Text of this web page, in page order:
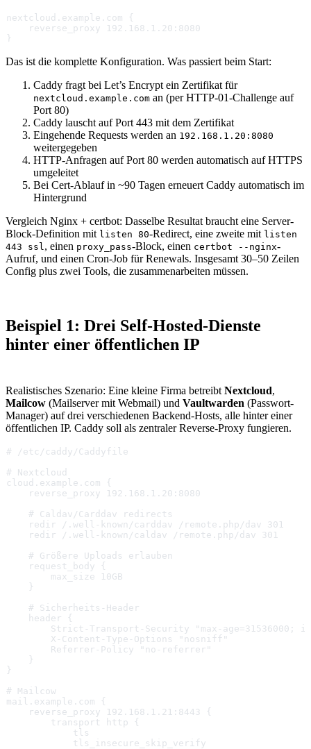
nextcloud.example.com {
    reverse_proxy 192.168.1.20:8080
}
Das ist die komplette Konfiguration. Was passiert beim Start:
Caddy fragt bei Let’s Encrypt ein Zertifikat für
nextcloud.example.com an (per HTTP-01-Challenge auf
Port 80)
Caddy lauscht auf Port 443 mit dem Zertifikat
Eingehende Requests werden an 192.168.1.20:8080
weitergegeben
HTTP-Anfragen auf Port 80 werden automatisch auf HTTPS
umgeleitet
Bei Cert-Ablauf in ~90 Tagen erneuert Caddy automatisch im
Hintergrund
Vergleich Nginx + certbot: Dasselbe Resultat braucht eine Server-
Block-Definition mit listen 80-Redirect, eine zweite mit listen
443 ssl, einen proxy_pass-Block, einen certbot --nginx-
Aufruf, und einen Cron-Job für Renewals. Insgesamt 30–50 Zeilen
Config plus zwei Tools, die zusammenarbeiten müssen.
Beispiel 1: Drei Self-Hosted-Dienste
hinter einer öffentlichen IP
Realistisches Szenario: Eine kleine Firma betreibt Nextcloud,
Mailcow (Mailserver mit Webmail) und Vaultwarden (Passwort-
Manager) auf drei verschiedenen Backend-Hosts, alle hinter einer
öffentlichen IP. Caddy soll als zentraler Reverse-Proxy fungieren.
# /etc/caddy/Caddyfile
# Nextcloud
cloud.example.com {
    reverse_proxy 192.168.1.20:8080
    # Caldav/Carddav redirects
    redir /.well-known/carddav /remote.php/dav 301
    redir /.well-known/caldav /remote.php/dav 301
    # Größere Uploads erlauben
    request_body {
        max_size 10GB
    }
    # Sicherheits-Header
    header {
Strict-Transport-Security "max-age=31536000;
        X-Content-Type-Options "nosniff"
        Referrer-Policy "no-referrer"
    }
}
# Mailcow
mail.example.com {
    reverse_proxy 192.168.1.21:8443 {
        transport http {
            tls
            tls_insecure_skip_verify